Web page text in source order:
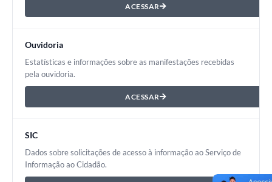
ACESSAR
Ouvidoria
Estatísticas e informações sobre as manifestações recebidas
pela ouvidoria.
ACESSAR
SIC
Dados sobre solicitações de acesso à informação ao Serviço de
Informação ao Cidadão.